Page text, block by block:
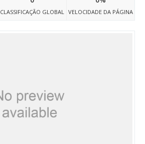
CLASSIFICAÇÃO GLOBAL VELOCIDADE DA PÁGINA